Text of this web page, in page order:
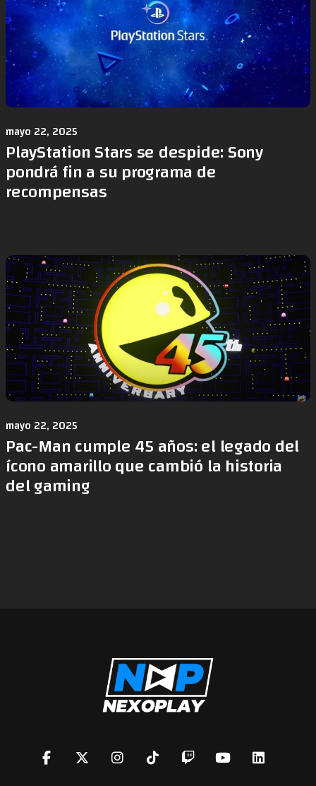
mayo 22, 2025
PlayStation Stars se despide: Sony
pondrá fin a su programa de
recompensas
mayo 22, 2025
Pac-Man cumple 45 años: el legado del
ícono amarillo que cambió la historia
del gaming